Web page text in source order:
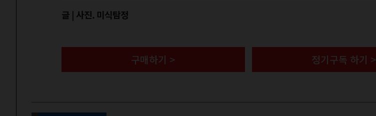
글 | 사진. 미식탐정
구매하기 > 정기구독 하기 >